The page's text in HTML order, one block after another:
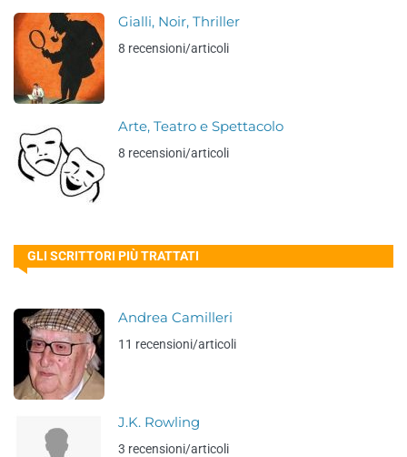
Gialli, Noir, Thriller
8 recensioni/articoli
Arte, Teatro e Spettacolo
8 recensioni/articoli
GLI SCRITTORI PIÙ TRATTATI
Andrea Camilleri
11 recensioni/articoli
J.K. Rowling
3 recensioni/articoli